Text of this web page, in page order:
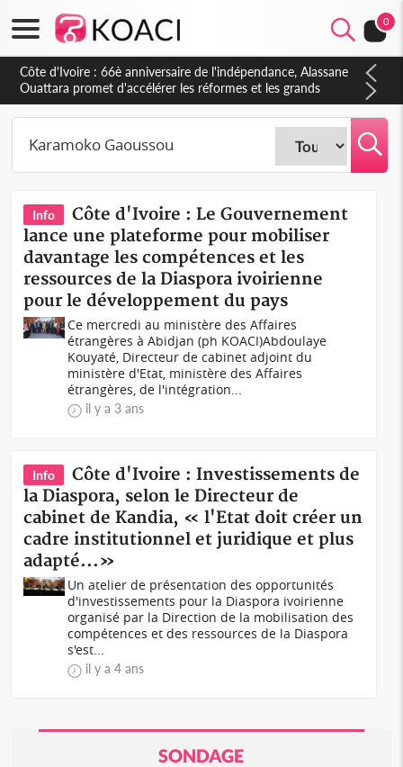
0
Côte d'Ivoire : 66è anniversaire de l'indépendance, Alassane
Ouattara promet d'accélérer les réformes et les grands
investissements pour une nation plus forte et plus prospère
Info
Côte d'Ivoire : Le Gouvernement
lance une plateforme pour mobiliser
davantage les compétences et les
ressources de la Diaspora ivoirienne
pour le développement du pays
Ce mercredi au ministère des Affaires
étrangères à Abidjan (ph KOACI)Abdoulaye
Kouyaté, Directeur de cabinet adjoint du
ministère d'Etat, ministère des Affaires
étrangères, de l'intégration...
il y a 3 ans
Info
Côte d'Ivoire : Investissements de
la Diaspora, selon le Directeur de
cabinet de Kandia, « l'Etat doit créer un
cadre institutionnel et juridique et plus
adapté...»
Un atelier de présentation des opportunités
d'investissements pour la Diaspora ivoirienne
organisé par la Direction de la mobilisation des
compétences et des ressources de la Diaspora
s'est...
il y a 4 ans
SONDAGE